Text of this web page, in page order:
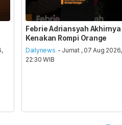
Febrie Adriansyah Akhirnya
Kenakan Rompi Orange
Dailynews - Jumat , 07 Aug 2026,
22:30 WIB